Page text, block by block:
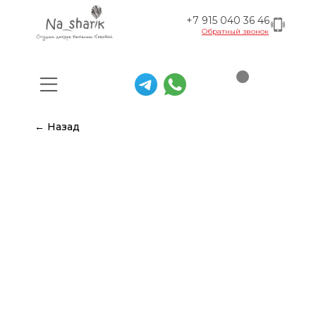
+7 915 040 36 46
Обратный звонок
← Назад